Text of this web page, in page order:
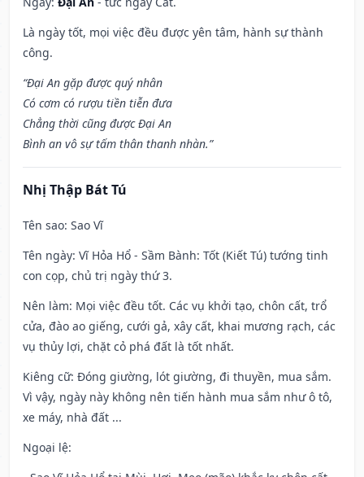
Là ngày tốt, mọi việc đều được yên tâm, hành sự thành
công.
“Đại An gặp được quý nhân
Có cơm có rượu tiền tiễn đưa
Chẳng thời cũng được Đại An
Bình an vô sự tấm thân thanh nhàn.”
Nhị Thập Bát Tú
Tên sao: Sao Vĩ
Tên ngày: Vĩ Hỏa Hổ - Sầm Bành: Tốt (Kiết Tú) tướng tinh
con cọp, chủ trị ngày thứ 3.
Nên làm: Mọi việc đều tốt. Các vụ khởi tạo, chôn cất, trổ
cửa, đào ao giếng, cưới gả, xây cất, khai mương rạch, các
vụ thủy lợi, chặt cỏ phá đất là tốt nhất.
Kiêng cữ: Đóng giường, lót giường, đi thuyền, mua sắm.
Vì vậy, ngày này không nên tiến hành mua sắm như ô tô,
xe máy, nhà đất ...
Ngoại lệ: